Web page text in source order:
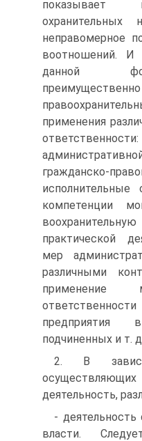
показывает
охранительных
неправомерное
воотношений. И
данной
применения
гражданско-
компетенции
практической
мер
различны­ми
применение
подчиненных и т.
2. В
деятельность,
- деятельность
власти.